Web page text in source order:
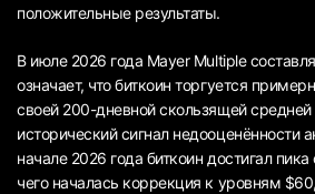
положительные результаты.
В июле 2026 года Mayer Multiple
означает, что биткоин торгуется
своей 200-дневной скользящей
исторический сигнал недооценённости
начале 2026 года биткоин достигал
чего началась коррекция к уровням